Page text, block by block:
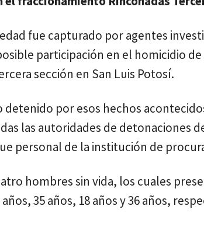
edad fue capturado por agentes
participación en el homicidio
sección en San Luis Potosí.
detenido por esos hechos
las autoridades de detonaciones
personal de la institución de
hombres sin vida, los cuales
35 años, 18 años y 36 años,